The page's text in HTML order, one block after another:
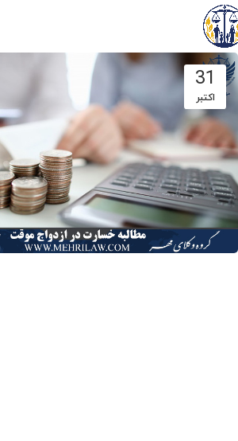
31
اکتبر